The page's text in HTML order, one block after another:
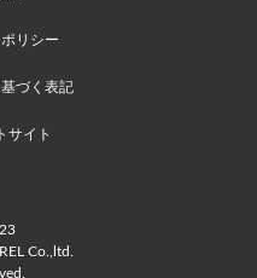
リシー
づく表記
サイト
Co.,ltd.